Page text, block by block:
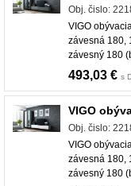
Obj. čislo:
VIGO
závesná 180,
závesný 180
493,03 € s
VIGO
Obj. čislo:
VIGO
závesná 180,
závesný 180